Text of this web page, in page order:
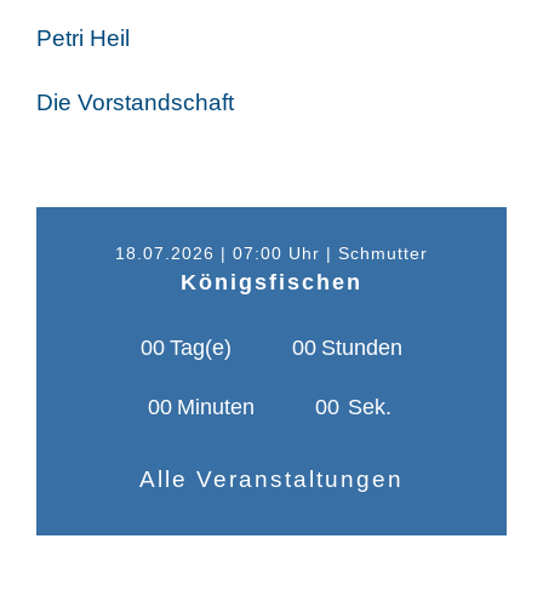
Petri Heil
Die Vorstandschaft
18.07.2026 | 07:00 Uhr | Schmutter
Königsfischen
00 Tag(e) 00 Stunden
00 Minuten 00 Sek.
Alle Veranstaltungen